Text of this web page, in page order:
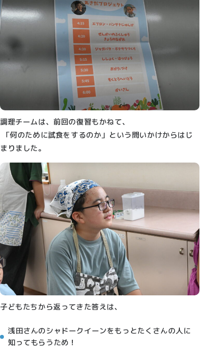
調理チームは、前回の復習もかねて、
「何のために試食をするのか」という問いかけからはじ
まりました。
子どもたちから返ってきた答えは、
浅田さんのシャドークイーンをもっとたくさんの人に
知ってもらうため！